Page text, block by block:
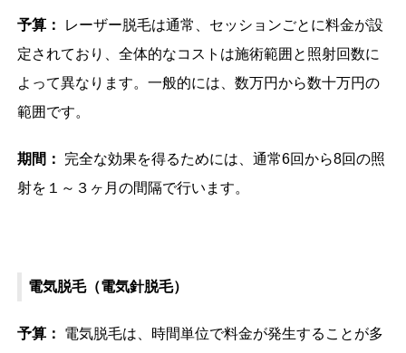
予算：
レーザー脱毛は通常、セッションごとに料金が設
定されており、全体的なコストは施術範囲と照射回数に
よって異なります。一般的には、数万円から数十万円の
範囲です。
期間： 完全な効果を得るためには、通常6回から8回の照
射を１～３ヶ月の間隔で行います。
電気脱毛（電気針脱毛）
予算：
電気脱毛は、時間単位で料金が発生することが多